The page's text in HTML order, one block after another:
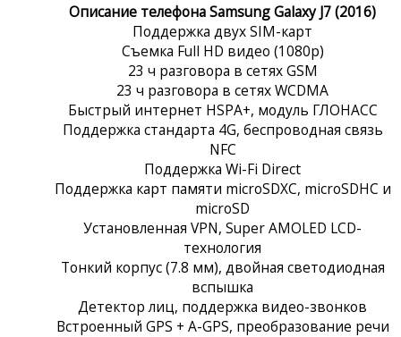
Описание телефона Samsung Galaxy J7 (2016)
Поддержка двух SIM-карт
Съемка Full HD видео (1080p)
23 ч разговора в сетях GSM
23 ч разговора в сетях WCDMA
Быстрый интернет HSPA+, модуль ГЛОНАСС
Поддержка стандарта 4G, беспроводная связь
NFC
Поддержка Wi-Fi Direct
Поддержка карт памяти microSDXC, microSDHC и
microSD
Установленная VPN, Super AMOLED LCD-
технология
Тонкий корпус (7.8 мм), двойная светодиодная
вспышка
Детектор лиц, поддержка видео-звонков
Встроенный GPS + A-GPS, преобразование речи